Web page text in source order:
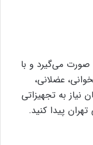
صورت می‌گیرد و با
عضلانی،
به تجهیزاتی
پیدا کنید.